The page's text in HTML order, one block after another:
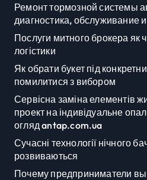
Ремонт тормозной системы
диагностика, обслуживание
Послуги митного брокера як
логістики
Як обрати букет під
помилитися з вибором
Сервісна заміна елементів
проект на індивідуальне
огляд antap.com.ua
Сучасні технології нічного
розвиваються
Почему предприниматели